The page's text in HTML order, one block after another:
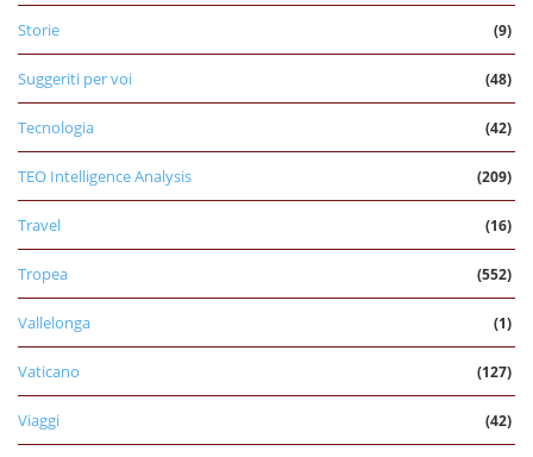
Storie (9)
Suggeriti per voi (48)
Tecnologia (42)
TEO Intelligence Analysis (209)
Travel (16)
Tropea (552)
Vallelonga (1)
Vaticano (127)
Viaggi (42)